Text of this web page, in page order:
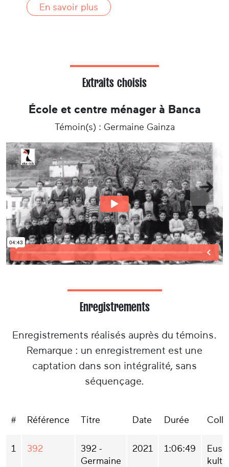
service, elle suivra Madame Bourbon à
En savoir plus
Extraits choisis
École et centre ménager à Banca
Témoin(s) : Germaine Gainza
Précedent
Enregistrements
Enregistrements réalisés auprès du témoins.
Remarque : un enregistrement est une
captation dans son intégralité, sans
séquençage.
# Référence Titre Date Durée
1 392
392 -
Germaine
2021 1:06:49